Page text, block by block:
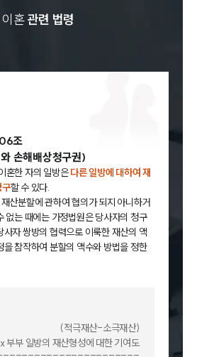
이혼관련 법령
조
손해배상청구권)
혼한 자의 일방은다른 일방에 대하여 재
구할 수 있다.
산분할에 관하여 협의가 되지 아니하거
없는 때에는 가정법원은 당사자의 청구
사자 쌍방의 협력으로 이룩한 재산의 액
을 참작하여 분할의 액수와 방법을 정한
(적극재산-소극재산)
x 부부 일방의 재산형성에 대한 기여도